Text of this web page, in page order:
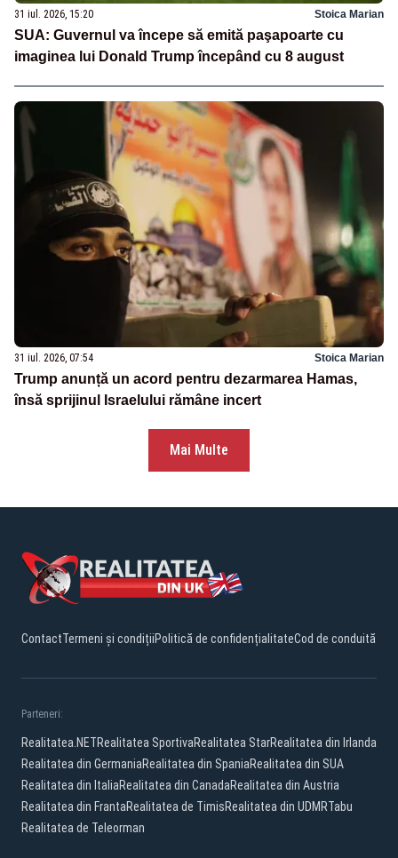
31 iul. 2026, 15:20 Stoica Marian
SUA: Guvernul va începe să emită paşapoarte cu
imaginea lui Donald Trump începând cu 8 august
31 iul. 2026, 07:54 Stoica Marian
Trump anunță un acord pentru dezarmarea Hamas,
însă sprijinul Israelului rămâne incert
Mai Multe
ContactTermeni și condițiiPolitică de confidențialitateCod de conduită
Parteneri:
Realitatea.NETRealitatea SportivaRealitatea StarRealitatea din Irlanda
Realitatea din GermaniaRealitatea din SpaniaRealitatea din SUA
Realitatea din ItaliaRealitatea din CanadaRealitatea din Austria
Realitatea din FrantaRealitatea de TimisRealitatea din UDMRTabu
Realitatea de Teleorman